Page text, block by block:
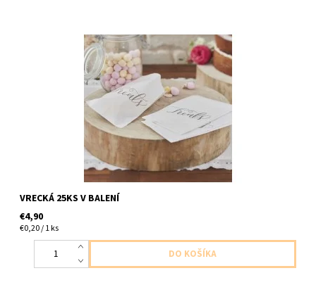
papierove vrecka na drobnosti/maškrty 25ks v balení vlkost
VRECKÁ 25KS V BALENÍ
€4,90
€0,20 / 1 ks